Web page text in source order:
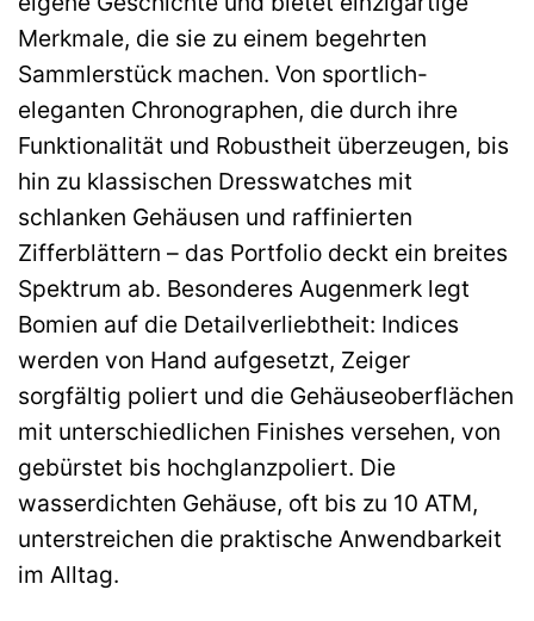
Merkmale, die sie zu einem begehrten
Sammlerstück machen. Von sportlich-
eleganten Chronographen, die durch ihre
Funktionalität und Robustheit überzeugen, bis
hin zu klassischen Dresswatches mit
schlanken Gehäusen und raffinierten
Zifferblättern – das Portfolio deckt ein breites
Spektrum ab. Besonderes Augenmerk legt
Bomien auf die Detailverliebtheit: Indices
werden von Hand aufgesetzt, Zeiger
sorgfältig poliert und die Gehäuseoberflächen
mit unterschiedlichen Finishes versehen, von
gebürstet bis hochglanzpoliert. Die
wasserdichten Gehäuse, oft bis zu 10 ATM,
unterstreichen die praktische Anwendbarkeit
im Alltag.